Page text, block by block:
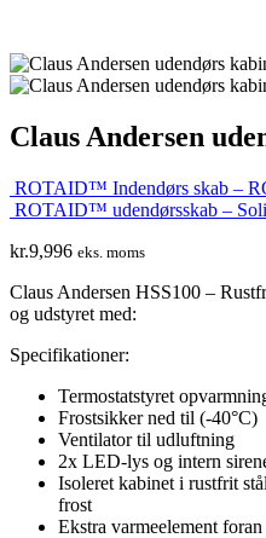
Claus Andersen
ROTAID™ Indendørs skab –
ROTAID™ udendørsskab –
kr.9,996 eks. moms
Claus Andersen HSS100 –
og udstyret med:
Specifikationer:
Termostatstyret
Frostsikker ned til (-40°C)
Ventilator til udluftning
2x LED-lys og intern
Isoleret kabinet i rustfrit
frost
Ekstra varmeelement